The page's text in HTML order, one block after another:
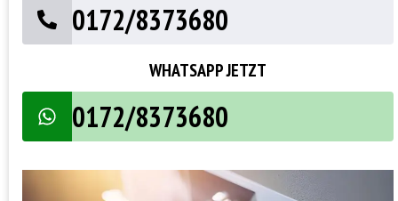
0172/8373680
WHATSAPP JETZT
0172/8373680